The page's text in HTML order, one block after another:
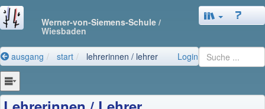
Werner-von-Siemens-Schule /
Wiesbaden
ausgang start lehrerinnen / lehrer Login